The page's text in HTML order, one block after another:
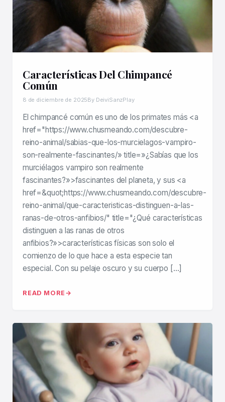
Características Del Chimpancé
Común
8 de diciembre de 2025By DeiviSanzPlay
El chimpancé común es uno de los primates más <a
href="https://www.chusmeando.com/descubre-
reino-animal/sabias-que-los-murcielagos-vampiro-
son-realmente-fascinantes/» title=»¿Sabías que los
murciélagos vampiro son realmente
fascinantes?»>fascinantes del planeta, y sus <a
href=&quot;https://www.chusmeando.com/descubre-
reino-animal/que-caracteristicas-distinguen-a-las-
ranas-de-otros-anfibios/" title="¿Qué características
distinguen a las ranas de otros
anfibios?»>características físicas son solo el
comienzo de lo que hace a esta especie tan
especial. Con su pelaje oscuro y su cuerpo […]
READ MORE